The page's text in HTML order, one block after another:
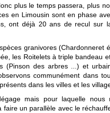
plus le temps passera, plus
en Limousin sont en phase
ont déjà 20 ans de recul sur
granivores (Chardonneret
les Roitelets à triple bandeau
(Pinson des arbres ...) et
communément dans
dans les villes et les
mais pour laquelle
un parallèle avec le